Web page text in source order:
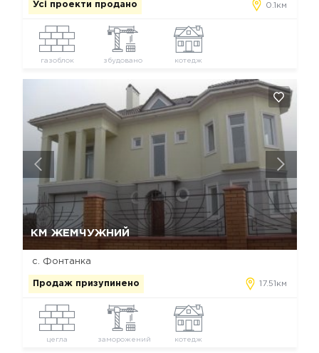
Усі проекти продано 0.1км
газоблок збудовано котедж
КМ ЖЕМЧУЖНИЙ
с. Фонтанка
Продаж призупинено 17.51км
цегла заморожений котедж
Так, видалити